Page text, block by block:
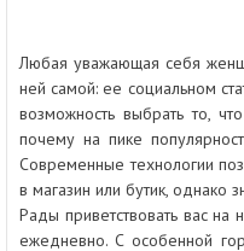
Любая уважающая себя
ней самой: ее социальном
возможность выбрать то,
почему на пике
Современные технологии
в магазин или бутик, однако
Рады приветствовать вас
ежедневно. С особенной